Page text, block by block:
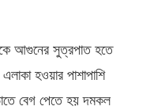
আগুনের সুত্রপাত হতে
হওয়ার পাশাপাশি
বেগ পেতে হয় দমকল